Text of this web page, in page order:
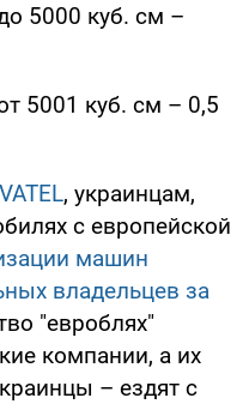
5000 куб. см –
5001 куб. см – 0,5
, украинцам,
с европейской
машин
владельцев за
"евроблях"
компании, а их
– ездят с